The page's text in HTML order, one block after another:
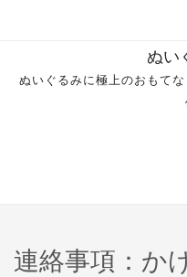
ぬい
ぬいぐるみに極上のおもて
連絡事項：か